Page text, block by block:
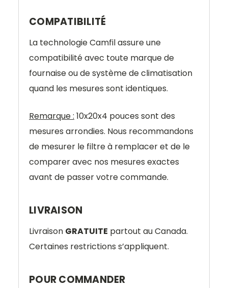
COMPATIBILITÉ
La technologie Camfil assure une
compatibilité avec toute marque de
fournaise ou de système de climatisation
quand les mesures sont identiques.
Remarque : 10x20x4 pouces sont des
mesures arrondies. Nous recommandons
de mesurer le filtre à remplacer et de le
comparer avec nos mesures exactes
avant de passer votre commande.
LIVRAISON
Livraison GRATUITE partout au Canada.
Certaines restrictions s’appliquent.
POUR COMMANDER